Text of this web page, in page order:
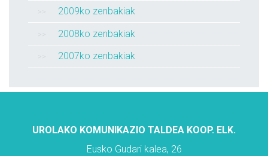
2009ko zenbakiak
2008ko zenbakiak
2007ko zenbakiak
UROLAKO KOMUNIKAZIO TALDEA KOOP. ELK.
Eusko Gudari kalea, 26